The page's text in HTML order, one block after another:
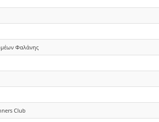
Φαλάνης
Club